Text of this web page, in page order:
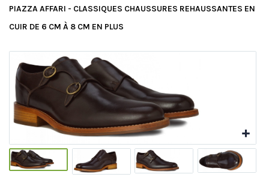
PIAZZA AFFARI - CLASSIQUES CHAUSSURES REHAUSSANTES EN
CUIR DE 6 CM À 8 CM EN PLUS